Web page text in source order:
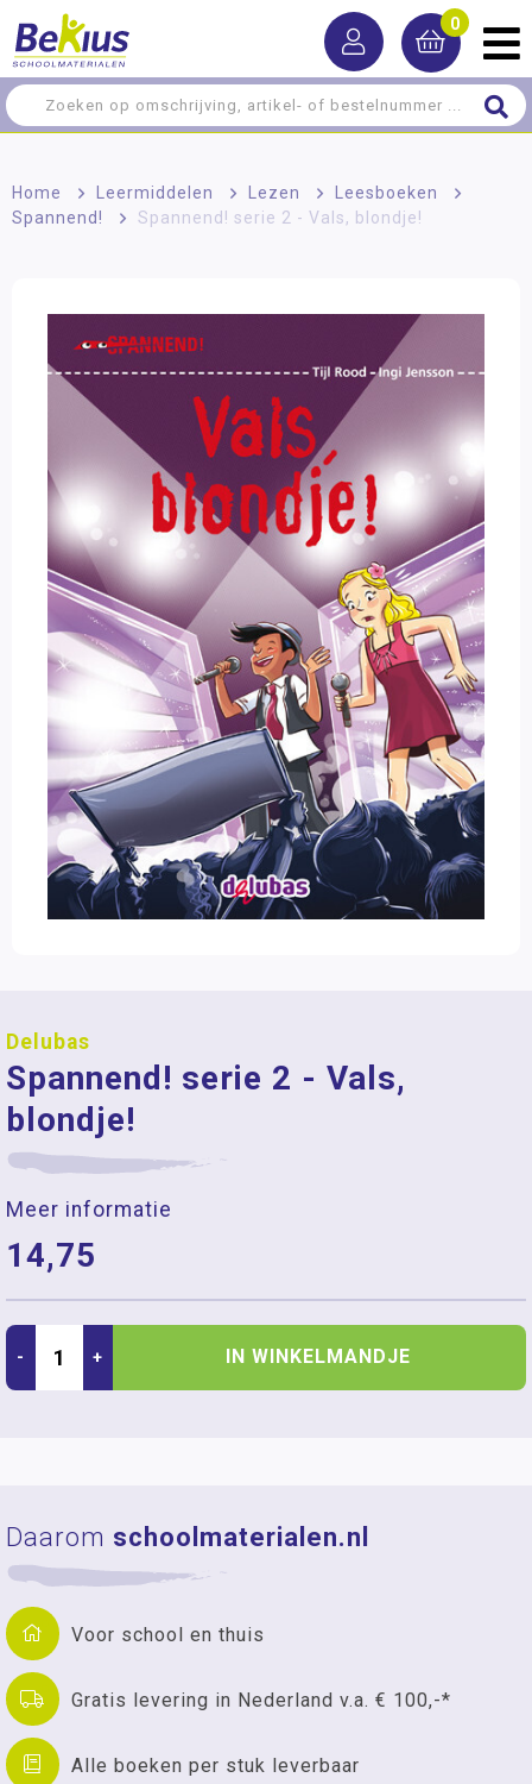
0
Home > Leermiddelen > Lezen > Leesboeken
>
Spannend!
> Spannend! serie 2 - Vals, blondje!
Delubas
Spannend! serie 2 - Vals,
blondje!
Meer informatie
14,75
- + IN WINKELMANDJE
Daarom schoolmaterialen.nl
Voor school en thuis
Gratis levering in Nederland v.a. € 100,-*
Alle boeken per stuk leverbaar